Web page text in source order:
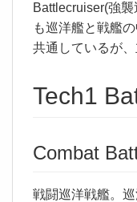
Battlecruiser(強
も巡洋艦と戦艦
共通しているが
Tech1
Combat
戦闘巡洋戦艦。